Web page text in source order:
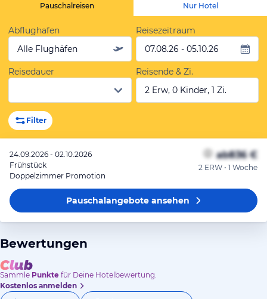
Pauschalreisen Nur Hotel
Abflughafen
Alle Flughäfen
Reisezeitraum
07.08.26 - 05.10.26
Reisedauer
Reisende & Zi.
2 Erw, 0 Kinder, 1 Zi.
Filter
24.09.2026 - 02.10.2026
Frühstück
Doppelzimmer Promotion
ab836 €
2 ERW • 1 Woche
Pauschalangeboteansehen
Bewertungen
Sammle Punkte für Deine Hotelbewertung.
Kostenlos anmelden